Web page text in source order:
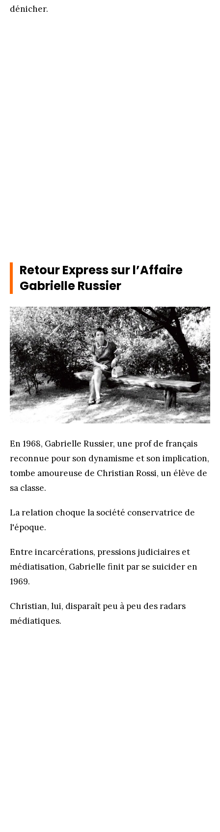
dénicher.
Retour Express sur l’Affaire
Gabrielle Russier
En 1968, Gabrielle Russier, une prof de français
reconnue pour son dynamisme et son implication,
tombe amoureuse de Christian Rossi, un élève de
sa classe.
La relation choque la société conservatrice de
l'époque.
Entre incarcérations, pressions judiciaires et
médiatisation, Gabrielle finit par se suicider en
1969.
Christian, lui, disparaît peu à peu des radars
médiatiques.